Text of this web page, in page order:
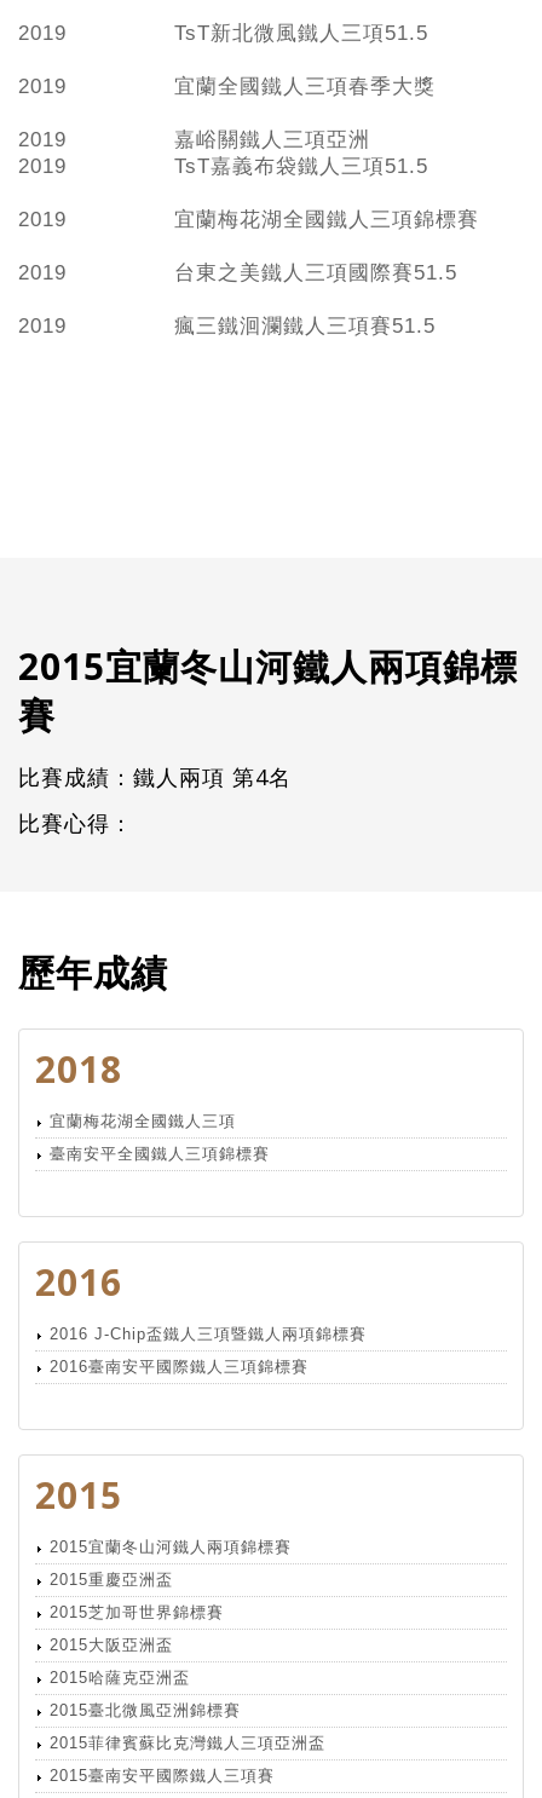
2019 TsT新北微風鐵人三項51.5
2019 宜蘭全國鐵人三項春季大獎
2019
嘉峪關鐵人三項亞洲
2019
TsT嘉義布袋鐵人三項51.5
2019 宜蘭梅花湖全國鐵人三項錦標賽
2019 台東之美鐵人三項國際賽51.5
2019 瘋三鐵洄瀾鐵人三項賽51.5
2015宜蘭冬山河鐵人兩項錦標
賽
比賽成績：鐵人兩項 第4名
比賽心得：
歷年成績
2018
宜蘭梅花湖全國鐵人三項
臺南安平全國鐵人三項錦標賽
2016
2016 J-Chip盃鐵人三項暨鐵人兩項錦標賽
2016臺南安平國際鐵人三項錦標賽
2015
2015宜蘭冬山河鐵人兩項錦標賽
2015重慶亞洲盃
2015芝加哥世界錦標賽
2015大阪亞洲盃
2015哈薩克亞洲盃
2015臺北微風亞洲錦標賽
2015菲律賓蘇比克灣鐵人三項亞洲盃
2015臺南安平國際鐵人三項賽